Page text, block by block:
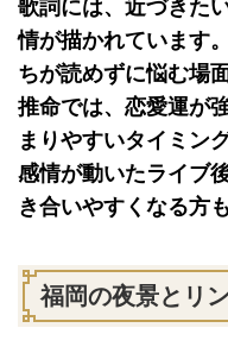
歌詞には、近づきた
情が描かれています
ちが読めずに悩む場
推命では、恋愛運が
まりやすいタイミン
感情が動いたライブ
き合いやすくなる方
福岡の夜景とリ